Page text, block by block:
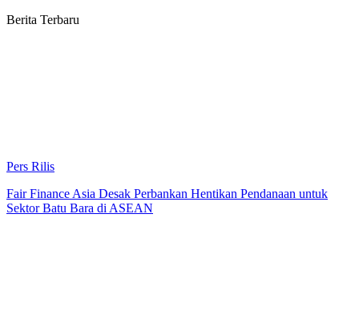
Berita Terbaru
Pers Rilis
Fair Finance Asia Desak Perbankan Hentikan Pendanaan untuk
Sektor Batu Bara di ASEAN